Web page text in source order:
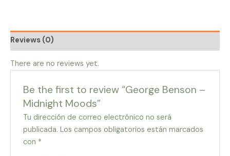
Reviews (0)
There are no reviews yet.
Be the first to review “George Benson –
Midnight Moods”
Tu dirección de correo electrónico no será
publicada. Los campos obligatorios están marcados
con *